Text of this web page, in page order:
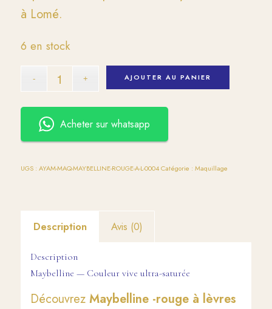
à Lomé.
6 en stock
AJOUTER AU PANIER
Acheter sur whatsapp
UGS : AYAM-MAQ-MAYBELLINE-ROUGE-A-L-0004 Catégorie : Maquillage
Description Avis (0)
Description
Maybelline — Couleur vive ultra-saturée
Découvrez Maybelline -rouge à lèvres